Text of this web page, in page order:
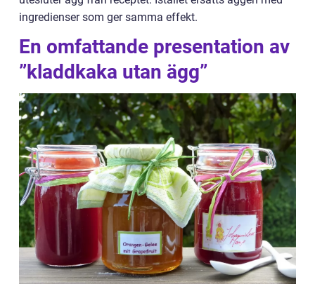
ingredienser som ger samma effekt.
En omfattande presentation av
”kladdkaka utan ägg”